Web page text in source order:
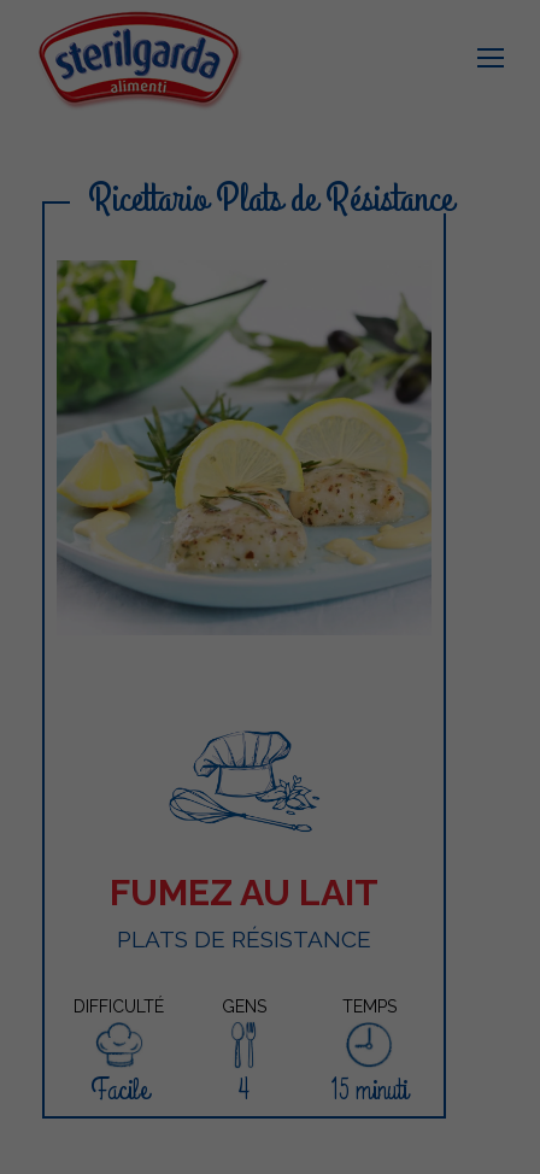
Ricettario Plats de Résistance
FUMEZ AU LAIT
PLATS DE RÉSISTANCE
DIFFICULTÉ GENS TEMPS
Facile 4 15 minuti